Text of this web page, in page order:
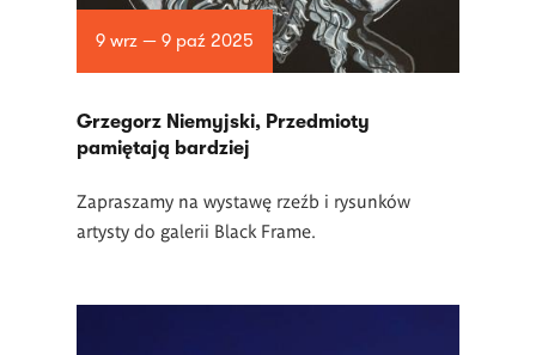
9 wrz — 9 paź 2025
Grzegorz Niemyjski, Przedmioty
pamiętają bardziej
Zapraszamy na wystawę rzeźb i rysunków
artysty do galerii Black Frame.